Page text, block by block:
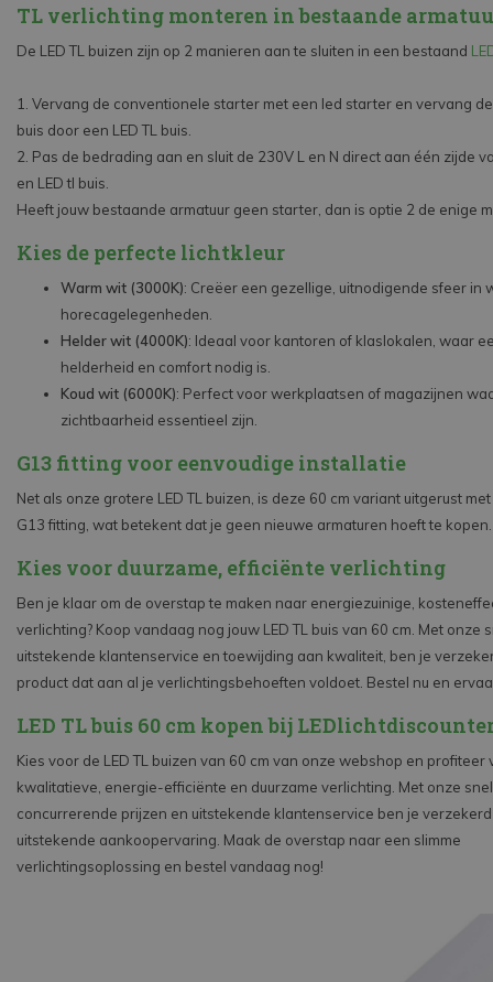
TL verlichting monteren in bestaande
De LED TL buizen zijn op 2 manieren aan te sluiten in een bestaand
1. Vervang de conventionele starter met een led starter en vervang
buis door een LED TL buis.
2. Pas de bedrading aan en sluit de 230V L en N direct aan één zijde
en LED tl buis.
Heeft jouw bestaande armatuur geen starter, dan is optie 2 de enige
Kies de perfecte lichtkleur
Warm wit (3000K): Creëer een gezellige, uitnodigende sfeer in
horecagelegenheden.
Helder wit (4000K): Ideaal voor kantoren of klaslokalen, waar
helderheid en comfort nodig is.
Koud wit (6000K): Perfect voor werkplaatsen of magazijnen
zichtbaarheid essentieel zijn.
G13 fitting voor eenvoudige installatie
Net als onze grotere LED TL buizen, is deze 60 cm variant uitgerust
G13 fitting, wat betekent dat je geen nieuwe armaturen hoeft te kopen.
Kies voor duurzame, efficiënte verlichting
Ben je klaar om de overstap te maken naar energiezuinige,
verlichting? Koop vandaag nog jouw LED TL buis van 60 cm. Met onze
uitstekende klantenservice en toewijding aan kwaliteit, ben je
product dat aan al je verlichtingsbehoeften voldoet. Bestel nu en
LED TL buis 60 cm kopen bij
Kies voor de LED TL buizen van 60 cm van onze webshop en profiteer
kwalitatieve, energie-efficiënte en duurzame verlichting. Met onze
concurrerende prijzen en uitstekende klantenservice ben je
uitstekende aankoopervaring. Maak de overstap naar een slimme
verlichtingsoplossing en bestel vandaag nog!